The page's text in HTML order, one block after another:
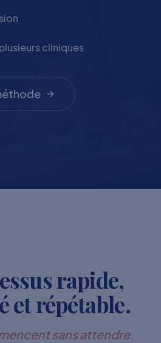
cliniques
rapide,
et répétable.
sans attendre.